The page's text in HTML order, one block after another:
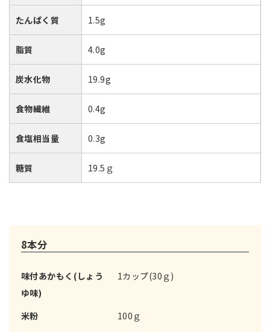
たんぱく質 1.5g
脂質 4.0g
炭水化物 19.9g
食物繊維 0.4g
食塩相当量 0.3g
糖質 19.5ｇ
8本分
味付あかもく(しょう
ゆ味)
1カップ(30ｇ)
米粉
100ｇ